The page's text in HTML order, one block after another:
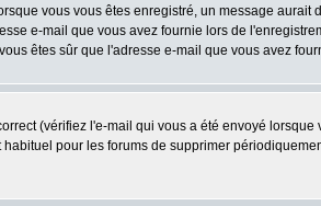
vous vous êtes enregistré, un message
e-mail que vous avez fournie lors de
êtes sûr que l'adresse e-mail que vous avez
(vérifiez l'e-mail qui vous a été envoyé
pour les forums de supprimer